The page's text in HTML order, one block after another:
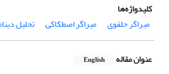
کلیدواژه‌ها
میراگر حلقوی
میراگر اصطکاکی تحلیل
عنوان مقاله English